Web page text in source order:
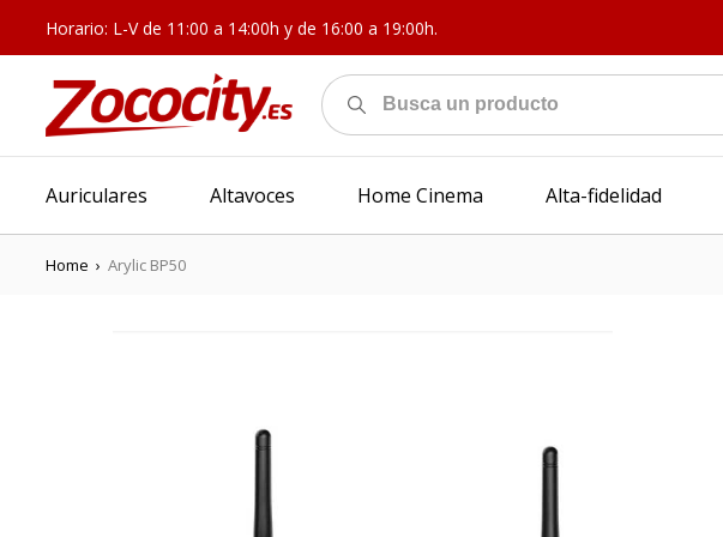
Horario: L-V de 11:00 a 14:00h y de 16:00 a 19:00h.
Auriculares Altavoces Home Cinema Alta-fidelidad
Home › Arylic BP50